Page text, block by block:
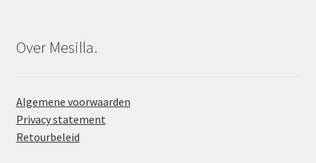
Over Mesilla.
Algemene voorwaarden
Privacy statement
Retourbeleid